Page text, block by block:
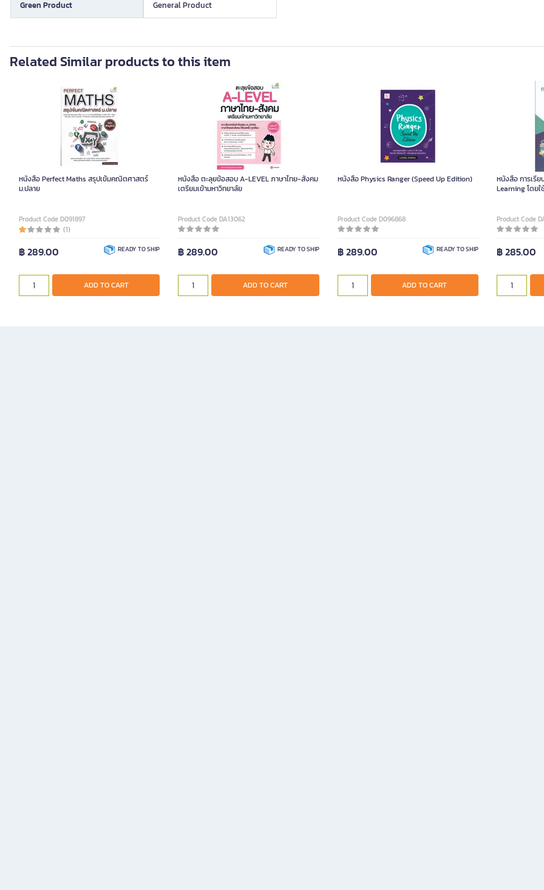
Green Product General Product
Related Similar products to this item
หนังสือ Perfect Maths สรุปเข้มคณิตศาสตร์
ม.ปลาย
Product Code D091897
(1)
฿ 289.00 READY TO SHIP
ADD TO CART
หนังสือ ตะลุยข้อสอบ A-LEVEL ภาษาไทย-สังคม
เตรียมเข้ามหาวิทยาลัย
Product Code DA13062
฿ 289.00 READY TO SHIP
ADD TO CART
หนังสือ Physics Ranger (Speed Up Edition)
Product Code D096868
฿ 289.00 READY TO SHIP
ADD TO CART
หนังสือ การเรี
Learning โดย
Product Code
฿ 285.00